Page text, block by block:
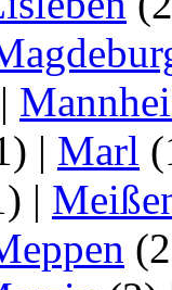
|
| Marl
|